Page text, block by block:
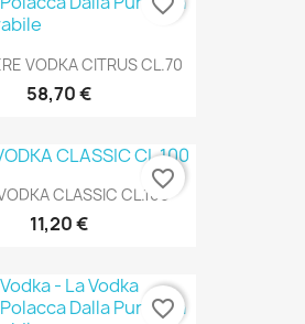
VODKA CITRUS CL.70
58,70 €
CLASSIC CL.100
11,20 €
favorite_border
favorite_border